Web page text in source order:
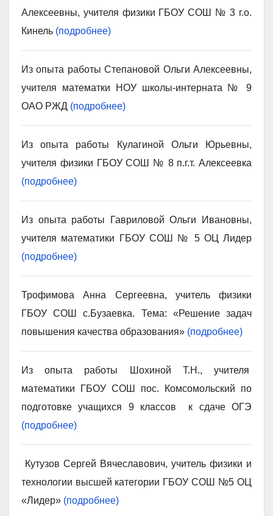
Алексеевны, учителя физики ГБОУ СОШ № 3 г.о.
Кинель (подробнее)
Из опыта работы Степановой Ольги Алексеевны,
учителя математки НОУ школы-интерната № 9
ОАО РЖД (подробнее)
Из опыта работы Кулагиной Ольги Юрьевны,
учителя физики ГБОУ СОШ № 8 п.г.т. Алексеевка
(подробнее)
Из опыта работы Гавриловой Ольги Ивановны,
учителя математики ГБОУ СОШ № 5 ОЦ Лидер
(подробнее)
Трофимова Анна Сергеевна, учитель физики
ГБОУ СОШ с.Бузаевка. Тема: «Решение задач
повышения качества образования» (подробнее)
Из опыта работы Шохиной Т.Н., учителя
математики ГБОУ СОШ пос. Комсомольский по
подготовке учащихся 9 классов к сдаче ОГЭ
(подробнее)
Кутузов Сергей Вячеславович, учитель физики и
технологии высшей категории ГБОУ СОШ №5 ОЦ
«Лидер» (подробнее)